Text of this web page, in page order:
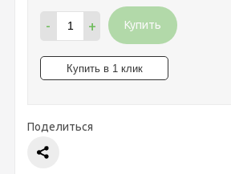
- + Купить
Поделиться